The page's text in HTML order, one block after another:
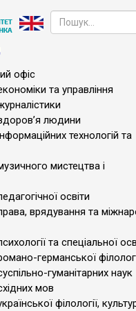
офіс
та управління
людини
технологій та
мистецтва і
освіти
врядування та
та спеціальної
германської
гуманітарних наук
мов
філології,